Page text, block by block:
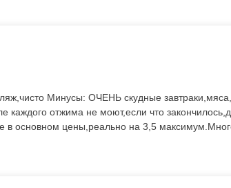
Минусы: ОЧЕНЬ скудные
каждого отжима не моют,если что
в основном цены,реально на 3,5